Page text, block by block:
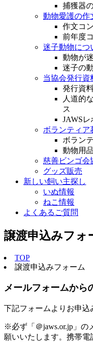
捕獲器
動物愛護の作
作文コ
前年度
迷子動物につ
動物が
迷子の
当協会発行資
発行資
人道的
ス
JAWSレ
ボランティア
ボラン
動物用
慈善ビンゴ会
グッズ販売
新しい飼い主探し
いぬ情報
ねこ情報
よくあるご質問
譲渡申込みフォ
TOP
譲渡申込みフォーム
メールフォームから
下記フォームよりお申込
※必ず「＠jaws.or.jp」の
願いいたします。携帯